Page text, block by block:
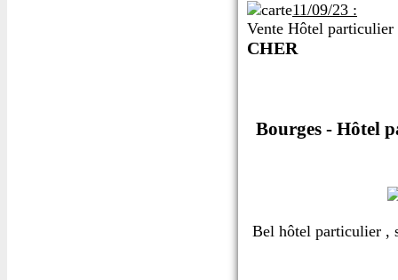
11/09/23 :
Vente Hôtel particulier
CHER
Bourges - Hôtel
Bel hôtel particulier ,